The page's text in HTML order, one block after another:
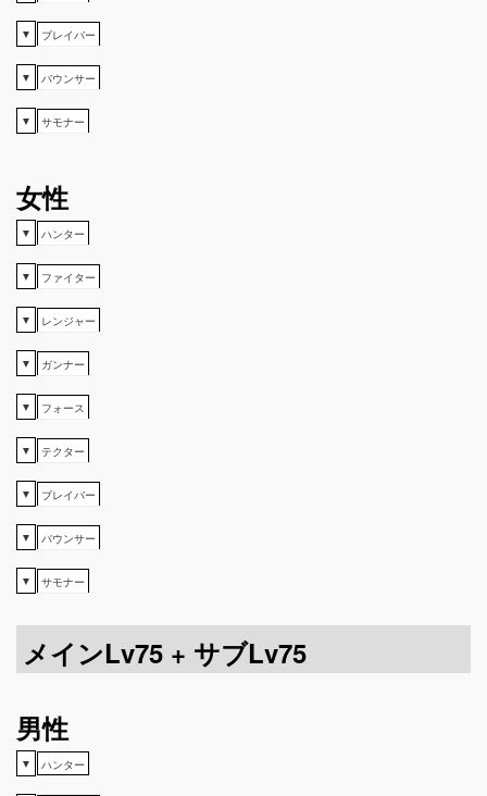
▼ ブレイバー
▼ バウンサー
▼ サモナー
女性
▼ ハンター
▼ ファイター
▼ レンジャー
▼ ガンナー
▼ フォース
▼ テクター
▼ ブレイバー
▼ バウンサー
▼ サモナー
メインLv75 + サブLv75
男性
▼ ハンター